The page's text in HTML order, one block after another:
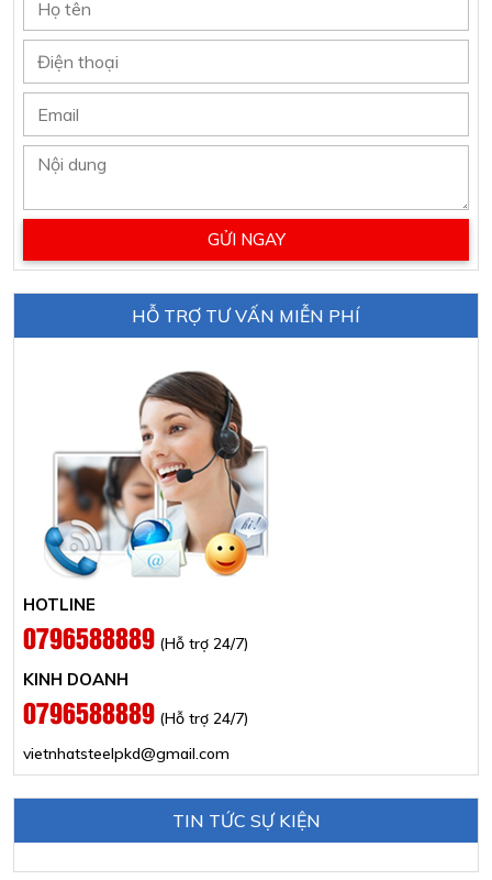
HỖ TRỢ TƯ VẤN MIỄN PHÍ
HOTLINE
0796588889 (Hỗ trợ 24/7)
KINH DOANH
0796588889 (Hỗ trợ 24/7)
vietnhatsteelpkd@gmail.com
TIN TỨC SỰ KIỆN